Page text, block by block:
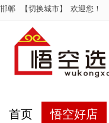
邯郸 【切换城市】 欢迎您！
首页 悟空好店